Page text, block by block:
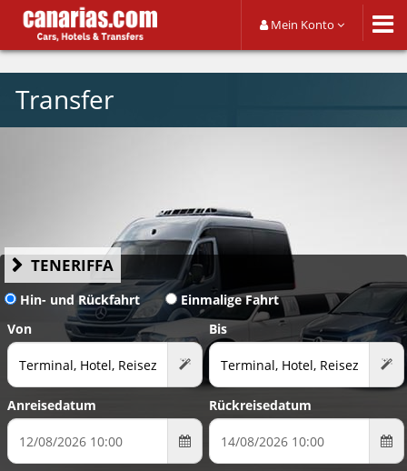
Mein Konto
Transfer
TENERIFFA
Hin- und Rückfahrt
Einmalige Fahrt
Von
Bis
Anreisedatum Rückreisedatum